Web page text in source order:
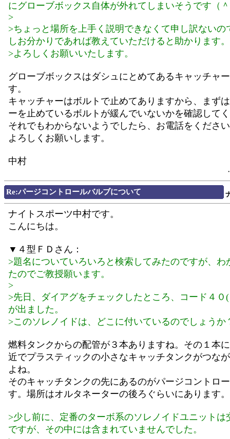
にグローブボックス自体が外れてしまいそうです（
>
>ちょっと場所を上手く説明できなくて申し訳ないの
しお分かりであれば教えていただけると助かります。
>よろしくお願いいたします。
グローブボックスはダシュにとめてあるキャッチャ
す。
キャッチャーはボルトで止めてありますから、まず
ーを止めているボルトが緩んでいないかを確認して
それでもわからないようでしたら、お電話をくださ
よろしくお願いします。
中村
Re:パージコントロールバルブについて
ナイトスポーツ中村です。
こんにちは。
▼４型ＦＤさん：
>題名についていろいろと検索してみたのですが、わ
たのでご教授願います。
>
>先日、ダイアグをチェックしたところ、コード４０
が出ました。
>このソレノイドは、どこに付いているのでしょうか
燃料タンクからの配管が３本ありますね。その１本
近でプラスティックの小さなキャッチタンクがつな
よね。
そのキャッチタンクの先にあるのがパージコントロ
す。場所はオルタネーターの後ろぐらいにあります。
>少し前に、定番のターボ系のソレノイドユニットは
ですが、その中には含まれていませんでした。